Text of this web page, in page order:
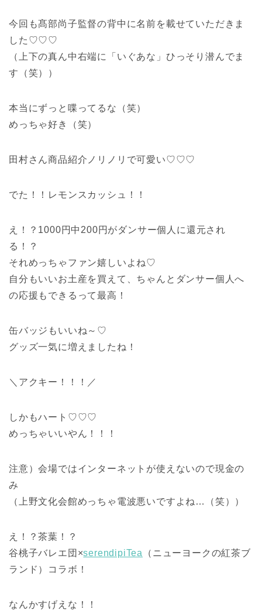
今回も髙部尚子監督の背中に名前を載せていただきま
した♡♡♡
（上下の真ん中右端に「いぐあな」ひっそり潜んでま
す（笑））
本当にずっと喋ってるな（笑）
めっちゃ好き（笑）
田村さん商品紹介ノリノリで可愛い♡♡♡
でた！！レモンスカッシュ！！
え！？1000円中200円がダンサー個人に還元され
る！？
それめっちゃファン嬉しいよね♡
自分もいいお土産を買えて、ちゃんとダンサー個人へ
の応援もできるって最高！
缶バッジもいいね～♡
グッズ一気に増えましたね！
＼アクキー！！！／
しかもハート♡♡♡
めっちゃいいやん！！！
注意）会場ではインターネットが使えないので現金の
み
（上野文化会館めっちゃ電波悪いですよね…（笑））
え！？茶葉！？
谷桃子バレエ団×serendipiTea
（ニューヨークの紅茶ブ
ランド）コラボ！
なんかすげえな！！